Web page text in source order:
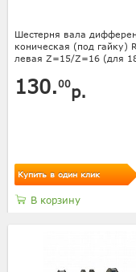
Шестерня вала
коническая (под гайку)
левая Z=15/Z=16 (для
130.00р.
Купить в один клик
В корзину